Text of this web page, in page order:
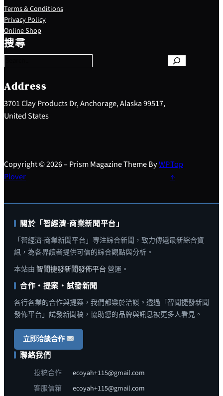
Terms & Conditions
Privacy Policy
Online Shop
搜尋
S
e
a
c
h
Address
3701 Clay Products Dr, Anchorage, Alaska 99517,
United States
Copyright © 2026 – Prism Magazine Theme ByWP
Plover
Top
↑
關於「智經濟-商業新聞平台」
「智經濟-商業新聞平台」專注綜合新聞，致力傳遞最新綜合資
訊，為各界讀者提供可信的綜合觀點與分析。
本站由 智聞捷發新聞發佈平台 營運。
合作・提案・試發新聞
各行各業的合作與提案，我們都樂於洽談。透過「智聞捷發新聞
發佈平台」試發新聞稿，協助您的品牌與訊息被更多人看見。
立即洽談合作
聯絡我們
投稿合作
ecoyah+115@gmail.com
客服信箱
ecoyah+115@gmail.com